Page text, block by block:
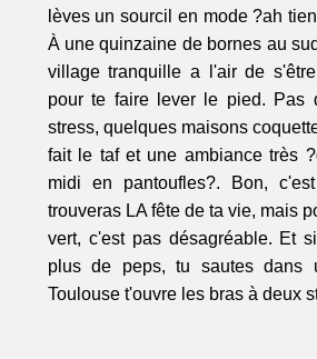
lèves un sourcil en mode ?ah
À une quinzaine de bornes au
village tranquille a l'air de
pour te faire lever le pied. Pas
stress, quelques maisons
fait le taf et une ambiance très
midi en pantoufles?. Bon,
trouveras LA fête de ta vie, mais
vert, c'est pas désagréable. Et
plus de peps, tu sautes dans
Toulouse t'ouvre les bras à deux